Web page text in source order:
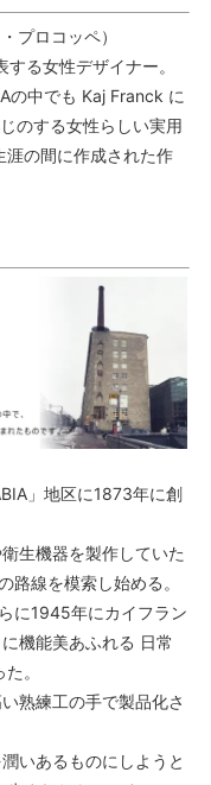
プロコッペ）
る女性デザイナー。
の中でも Kaj Franck に
のする女性らしい実用
涯の間に作成された作
」地区に1873年に創
生機器を製作していた
線を模索し始める。
に1945年にカイフラン
機能美あふれる 日常
。
熟練工の手で製品化さ
いあるものにしようと